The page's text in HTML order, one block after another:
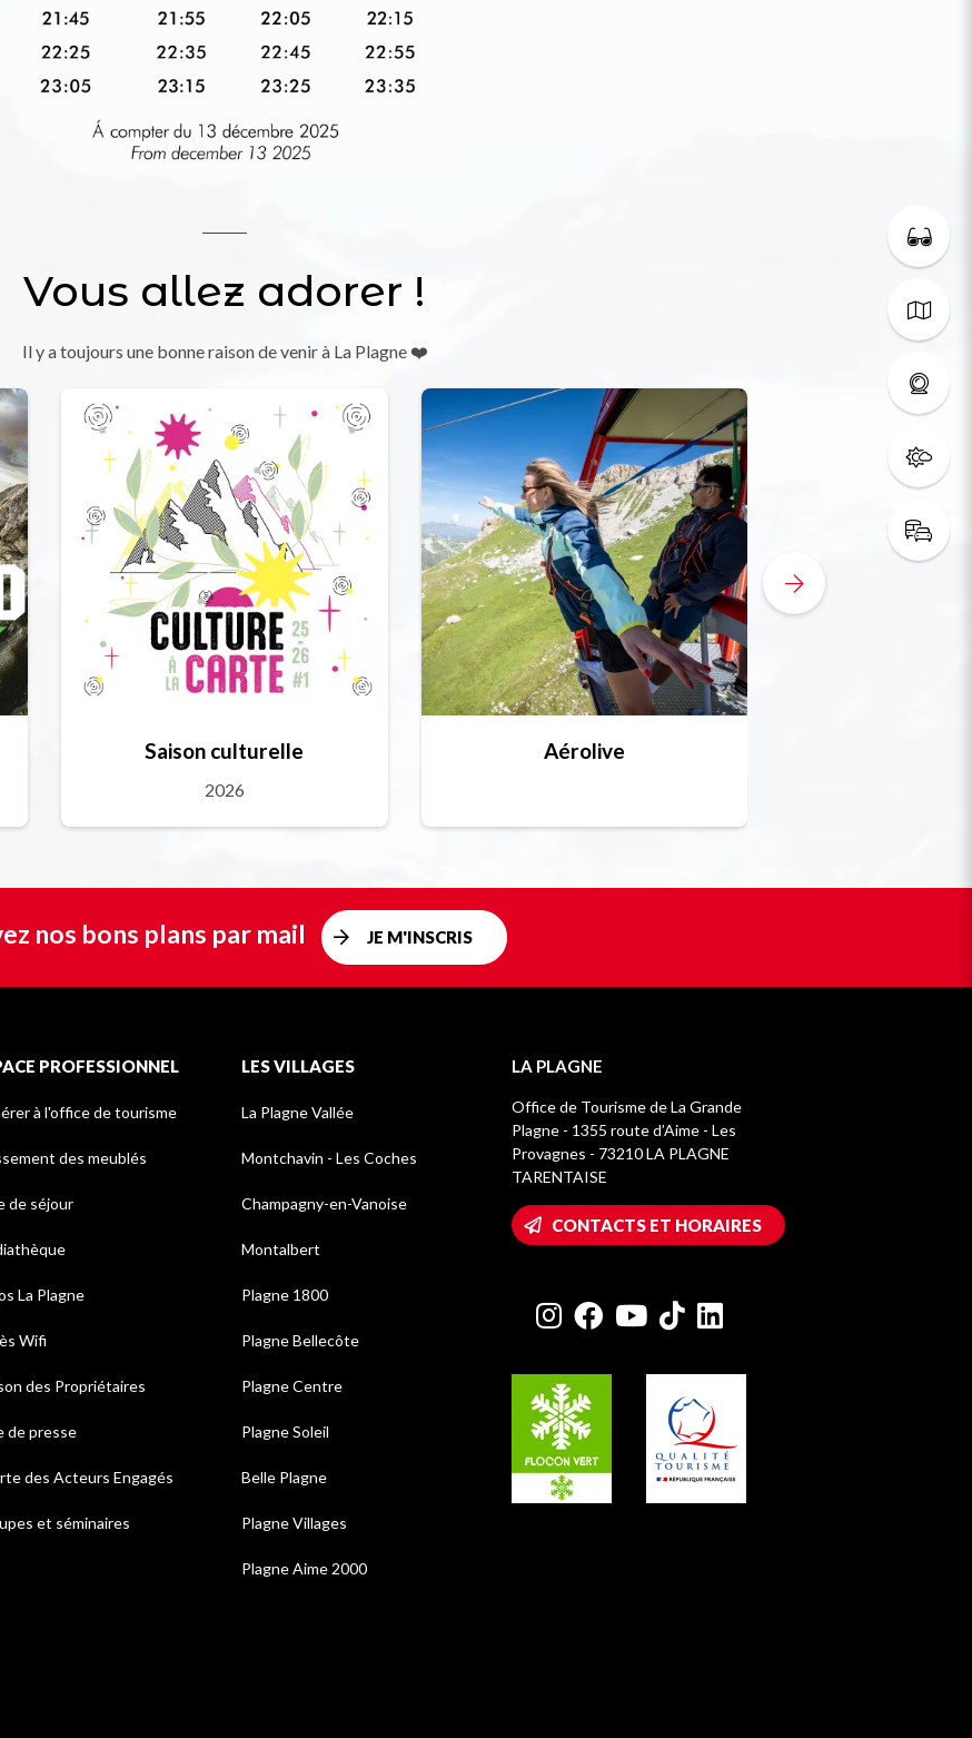
Vous allez adorer !
Il y a toujours une bonne raison de venir à La Plagne ❤️
Saison culturelle
2026
Aérolive
nos bons plans par mail JE M'INSCRIS
PROFESSIONNEL
à l'office de tourisme
des meublés
de séjour
La Plagne
Wifi
des Propriétaires
de presse
des Acteurs Engagés
et séminaires
LES VILLAGES
La Plagne Vallée
Montchavin - Les Coches
Champagny-en-Vanoise
Montalbert
Plagne 1800
Plagne Bellecôte
Plagne Centre
Plagne Soleil
Belle Plagne
Plagne Villages
Plagne Aime 2000
LA PLAGNE
Office de Tourisme de La Grande
Plagne - 1355 route d’Aime - Les
Provagnes - 73210 LA PLAGNE
TARENTAISE
CONTACTS ET HORAIRES